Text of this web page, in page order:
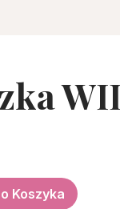
Koszyka